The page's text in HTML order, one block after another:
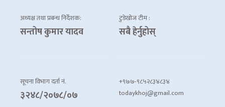
अध्यक्ष तथा प्रबन्ध निर्देशक:
सन्तोष कुमार यादव
टुडेखोज टीम :
सबै हेर्नुहोस्
सूचना विभाग दर्ता नं.
३२४८/२०७८/०७
+९७७-९८५२८३४८३४
todaykhoj@gmail.com